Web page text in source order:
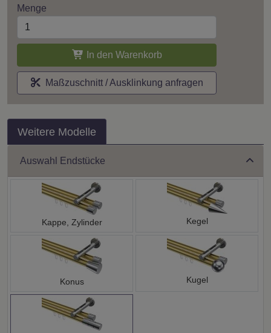
Menge
In den Warenkorb
Maßzuschnitt / Ausklinkung anfragen
Weitere Modelle
Auswahl Endstücke
Kappe, Zylinder Kegel
Konus Kugel